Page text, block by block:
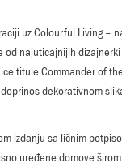
uz Colourful Living –
od najuticajnijih
titule Commander of
doprinos dekorativnom
izdanju sa ličnim
uređene domove